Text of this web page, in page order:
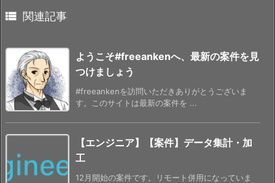
 関連記事
ようこそ#freeankenへ、最新の案件を見
つけましょう
#freeankenを訪問いただきありがとうございま
す。このサイトは最新の案件を ...
【エンジニア】【案件】データ集計・加
工
12月開始の案件です。リモート併用になっていま